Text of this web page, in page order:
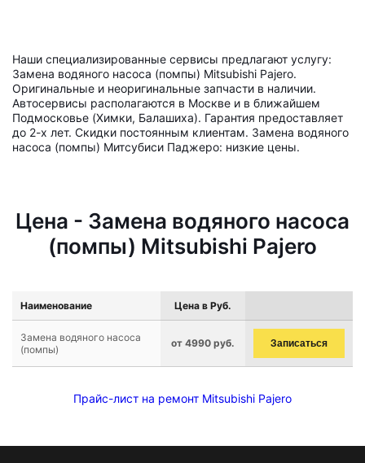
Наши специализированные сервисы предлагают услугу:
Замена водяного насоса (помпы) Mitsubishi Pajero.
Оригинальные и неоригинальные запчасти в наличии.
Автосервисы располагаются в Москве и в ближайшем
Подмосковье (Химки, Балашиха). Гарантия предоставляет
до 2-х лет. Скидки постоянным клиентам. Замена водяного
насоса (помпы) Митсубиси Паджеро: низкие цены.
Цена - Замена водяного насоса
(помпы) Mitsubishi Pajero
Наименование Цена в Руб.
Замена водяного насоса
(помпы)
от 4990 руб. Записаться
Прайс-лист на ремонт Mitsubishi Pajero